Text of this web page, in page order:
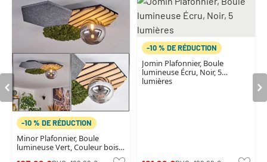
-10 % DE RÉDUCTION
Minor Plafonnier, Boule
lumineuse Vert, Couleur bois,
-10 % DE RÉDUCTION
Jomin Plafonnier, Boule
lumineuse Écru, Noir, 5
lumières